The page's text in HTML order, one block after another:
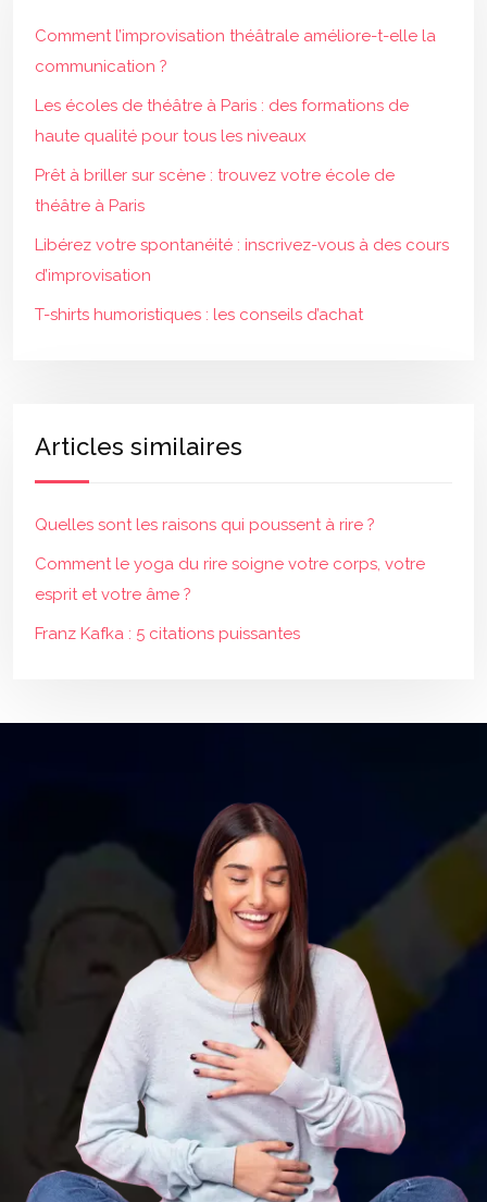
Comment l’improvisation théâtrale améliore-t-elle la
communication ?
Les écoles de théâtre à Paris : des formations de
haute qualité pour tous les niveaux
Prêt à briller sur scène : trouvez votre école de
théâtre à Paris
Libérez votre spontanéité : inscrivez-vous à des cours
d’improvisation
T-shirts humoristiques : les conseils d’achat
Articles similaires
Quelles sont les raisons qui poussent à rire ?
Comment le yoga du rire soigne votre corps, votre
esprit et votre âme ?
Franz Kafka : 5 citations puissantes